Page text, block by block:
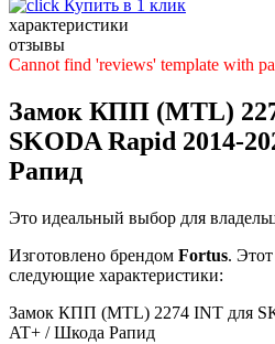
Купить в 1 клик
характеристики
отзывы
Cannot find 'reviews' template with
Замок КПП (MTL)
SKODA Rapid 2014-
Рапид
Это идеальный выбор для
Изготовлено брендом Fortus. Этот
следующие характеристики:
Замок КПП (MTL) 2274 INT для
AT+ / Шкода Рапид